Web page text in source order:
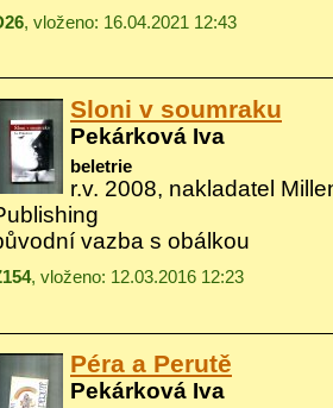
, vloženo: 16.04.2021 12:43
Sloni v soumraku
Pekárková Iva
beletrie
r.v. 2008, nakladatel
vazba s obálkou
, vloženo: 12.03.2016 12:23
Péra a Perutě
Pekárková Iva